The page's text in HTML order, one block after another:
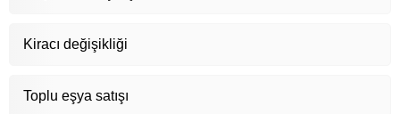
Kiracı değişikliği
Toplu eşya satışı